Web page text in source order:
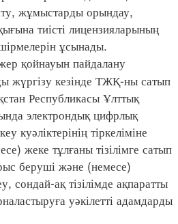
жұмыстарды орындау,
тиісті лицензияларының
ұсынады.
қойнауын пайдалану
жүргізу кезінде ТЖҚ-ны сатып
Республикасы Ұлттық
электрондық цифрлық
куәліктерінің тіркеліміне
жеке тұлғаны тізілімге сатып
беруші және (немесе)
сондай-ақ тізілімде ақпаратты
уәкілетті адамдарды